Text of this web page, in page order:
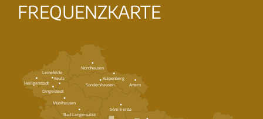
FREQUENZKARTE
Artern
Sömmerda
Bad Langensalza
Mühlhausen
Sondershausen
Keula
Dingelstedt
Kulpenberg
Nordhausen
Leinefelde
Heiligenstadt